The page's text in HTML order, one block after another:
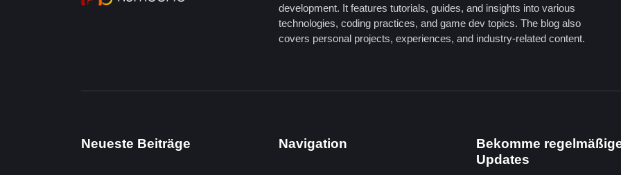
development. It features tutorials, guides, and insights into various
technologies, coding practices, and game dev topics. The blog also
covers personal projects, experiences, and industry-related content.
Neueste Beiträge Navigation
Bekomme
Updates